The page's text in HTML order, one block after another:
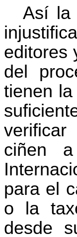
Así la
editores
del
tienen
verificar
ciñen a
para el
o la
desde